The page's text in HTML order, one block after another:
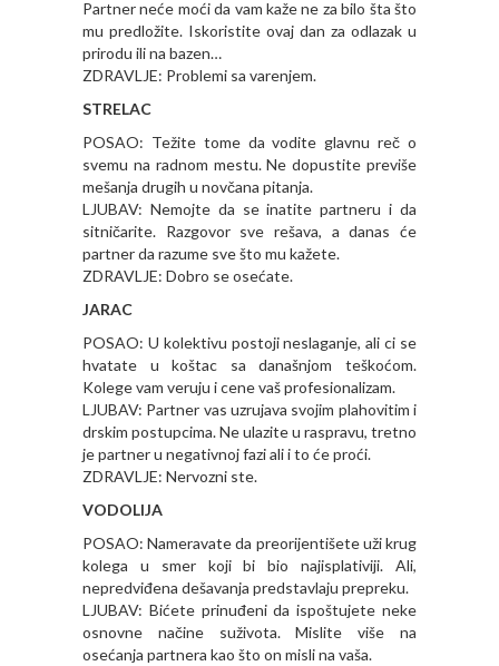
Partner neće moći da vam kaže ne za bilo šta što
mu predložite. Iskoristite ovaj dan za odlazak u
prirodu ili na bazen…
ZDRAVLJE: Problemi sa varenjem.
STRELAC
POSAO: Težite tome da vodite glavnu reč o
svemu na radnom mestu. Ne dopustite previše
mešanja drugih u novčana pitanja.
LJUBAV: Nemojte da se inatite partneru i da
sitničarite. Razgovor sve rešava, a danas će
partner da razume sve što mu kažete.
ZDRAVLJE: Dobro se osećate.
JARAC
POSAO: U kolektivu postoji neslaganje, ali ci se
hvatate u koštac sa današnjom teškoćom.
Kolege vam veruju i cene vaš profesionalizam.
LJUBAV: Partner vas uzrujava svojim plahovitim i
drskim postupcima. Ne ulazite u raspravu, tretno
je partner u negativnoj fazi ali i to će proći.
ZDRAVLJE: Nervozni ste.
VODOLIJA
POSAO: Nameravate da preorijentišete uži krug
kolega u smer koji bi bio najisplativiji. Ali,
nepredviđena dešavanja predstavlaju prepreku.
LJUBAV: Bićete prinuđeni da ispoštujete neke
osnovne načine suživota. Mislite više na
osećanja partnera kao što on misli na vaša.